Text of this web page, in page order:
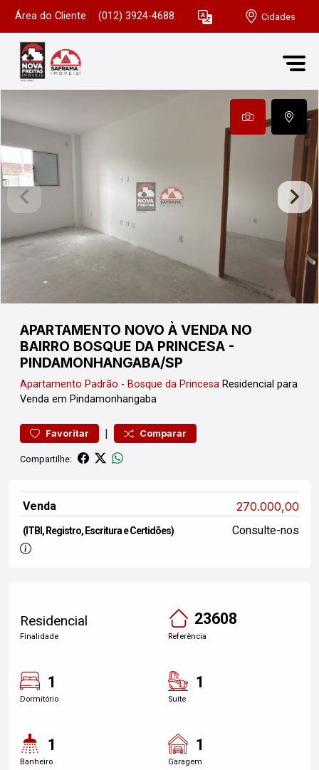
Área do Cliente (012) 3924-4688 Cidades
APARTAMENTO NOVO À VENDA NO
BAIRRO BOSQUE DA PRINCESA -
PINDAMONHANGABA/SP
Apartamento Padrão - Bosque da Princesa Residencial para
Venda em Pindamonhangaba
Favoritar | Comparar
Compartilhe:
Venda 270.000,00
(ITBI, Registro, Escritura e Certidões) Consulte-nos
Residencial
Finalidade
23608
Referência
1
Dormitório
1
Suite
1
Banheiro
1
Garagem